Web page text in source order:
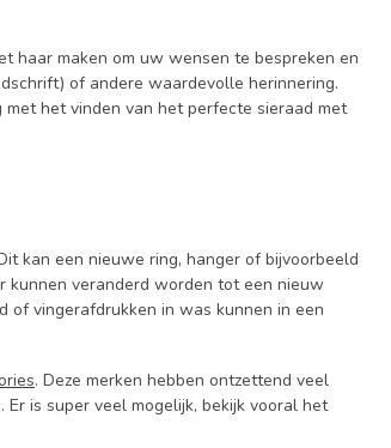
haar maken om uw wensen te bespreken en
of andere waardevolle herinnering.
het vinden van het perfecte sieraad met
kan een nieuwe ring, hanger of bijvoorbeeld
kunnen veranderd worden tot een nieuw
of vingerafdrukken in was kunnen in een
. Deze merken hebben ontzettend veel
is super veel mogelijk, bekijk vooral het